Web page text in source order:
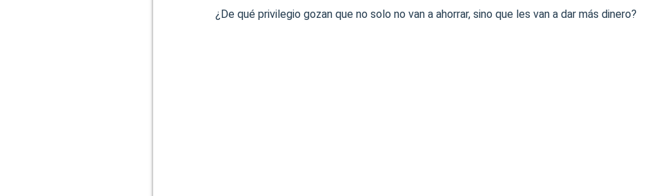
¿De qué privilegio gozan que no solo no van a ahorrar, sino que les van a dar más dinero?